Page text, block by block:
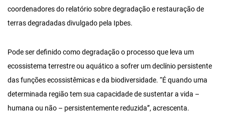
coordenadores do relatório sobre degradação e restauração de
terras degradadas divulgado pela Ipbes.
Pode ser definido como degradação o processo que leva um
ecossistema terrestre ou aquático a sofrer um declínio persistente
das funções ecossistêmicas e da biodiversidade. “É quando uma
determinada região tem sua capacidade de sustentar a vida –
humana ou não – persistentemente reduzida”, acrescenta.